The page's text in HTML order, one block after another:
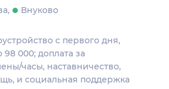
Внуково
с первого дня,
98 000; доплата за
часы, наставничество,
и социальная поддержка